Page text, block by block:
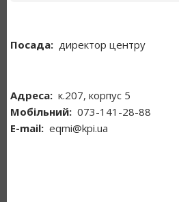
Посада директор центру
Адреса к.207, корпус 5
Мобільний 073-141-28-88
Е-mail eqmi@kpi.ua